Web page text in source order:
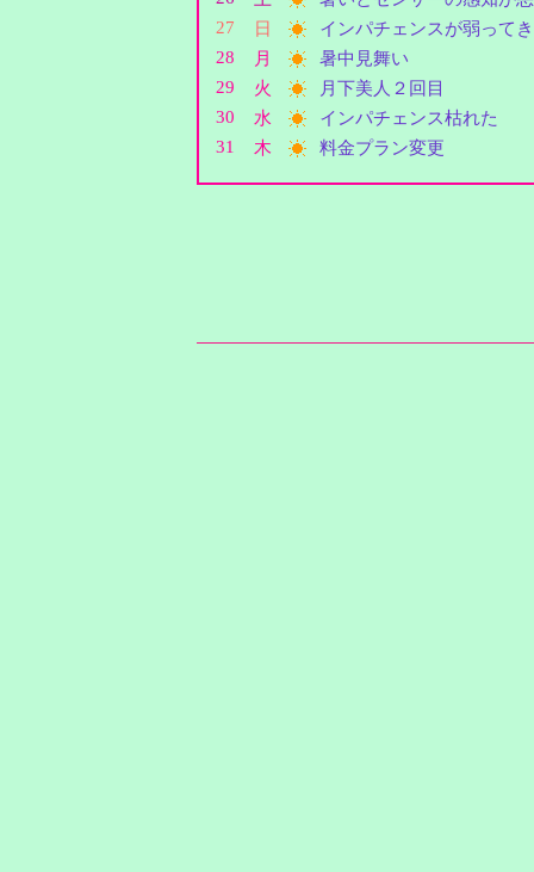
27
日
インパチェンスが弱って
28
月
暑中見舞い
29
火
月下美人２回目
30
水
インパチェンス枯れた
31
木 料金プラン変更